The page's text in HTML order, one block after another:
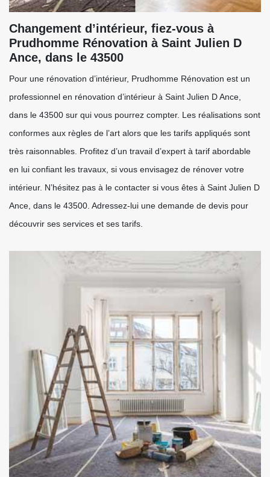
Changement d’intérieur, fiez-vous à
Prudhomme Rénovation à Saint Julien D
Ance, dans le 43500
Pour une rénovation d’intérieur, Prudhomme Rénovation est un
professionnel en rénovation d’intérieur à Saint Julien D Ance,
dans le 43500 sur qui vous pourrez compter. Les réalisations sont
conformes aux règles de l’art alors que les tarifs appliqués sont
très raisonnables. Profitez d’un travail d’expert à tarif abordable
en lui confiant les travaux, si vous envisagez de rénover votre
intérieur. N’hésitez pas à le contacter si vous êtes à Saint Julien D
Ance, dans le 43500. Adressez-lui une demande de devis pour
découvrir ses services et ses tarifs.